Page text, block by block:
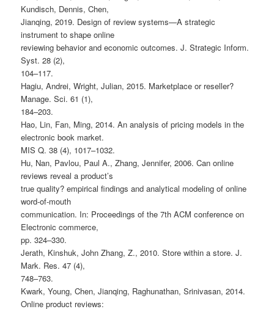
Kundisch, Dennis, Chen,
Jianqing, 2019. Design of review systems—A strategic
instrument to shape online
reviewing behavior and economic outcomes. J. Strategic Inform.
Syst. 28 (2),
104–117.
Hagiu, Andrei, Wright, Julian, 2015. Marketplace or reseller?
Manage. Sci. 61 (1),
184–203.
Hao, Lin, Fan, Ming, 2014. An analysis of pricing models in the
electronic book market.
MIS Q. 38 (4), 1017–1032.
Hu, Nan, Pavlou, Paul A., Zhang, Jennifer, 2006. Can online
reviews reveal a product’s
true quality? empirical findings and analytical modeling of online
word-of-mouth
communication. In: Proceedings of the 7th ACM conference on
Electronic commerce,
pp. 324–330.
Jerath, Kinshuk, John Zhang, Z., 2010. Store within a store. J.
Mark. Res. 47 (4),
748–763.
Kwark, Young, Chen, Jianqing, Raghunathan, Srinivasan, 2014.
Online product reviews: